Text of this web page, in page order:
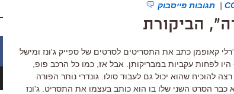
| תגובות פייסבוק
הביקורת
קאופמן כתב את התסריטים לסרטים של ספייק ג'ונז ומישל
לפחות עקביות במבריקותן. אבל אז, כמו כל הרכב פופ,
להוכיח שהוא יכול גם לעבוד סולו. גונדרי נותר הפורה
הסרט השני שלו בו הוא כותב בעצמו את התסריט. ג'ונז